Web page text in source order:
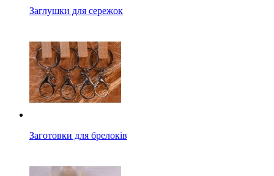
Заглушки для сережок
Заготовки для брелоків